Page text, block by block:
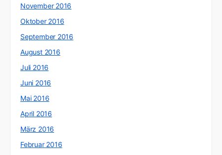
November 2016
Oktober 2016
September 2016
August 2016
Juli 2016
Juni 2016
Mai 2016
April 2016
März 2016
Februar 2016